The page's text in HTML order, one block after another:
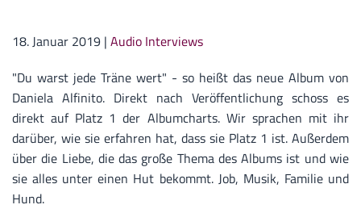
18. Januar 2019 | Audio Interviews
"Du warst jede Träne wert" - so heißt das neue Album von
Daniela Alfinito. Direkt nach Veröffentlichung schoss es
direkt auf Platz 1 der Albumcharts. Wir sprachen mit ihr
darüber, wie sie erfahren hat, dass sie Platz 1 ist. Außerdem
über die Liebe, die das große Thema des Albums ist und wie
sie alles unter einen Hut bekommt. Job, Musik, Familie und
Hund.